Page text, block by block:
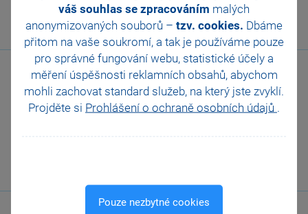
váš souhlas se zpracováním malých
anonymizovaných souborů – tzv. cookies. Dbáme
přitom na vaše soukromí, a tak je používáme pouze
pro správné fungování webu, statistické účely a
měření úspěšnosti reklamních obsahů, abychom
mohli zachovat standard služeb, na který jste zvyklí.
Projděte si Prohlášení o ochraně osobních údajů .
Pouze nezbytné cookies
Faktura v programu POHODA Start